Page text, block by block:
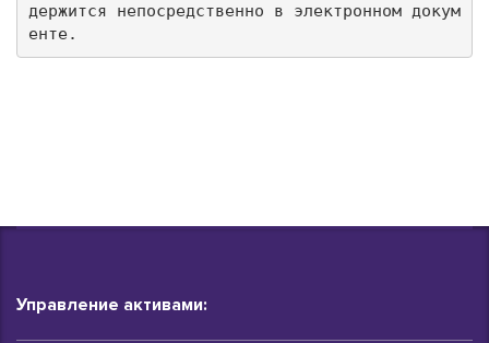
держится непосредственно в электронном докум
енте.
Управление активами: